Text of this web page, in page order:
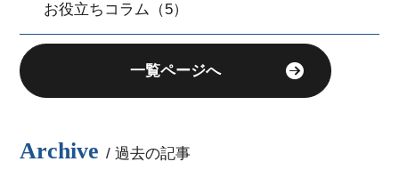
お役立ちコラム（5）
一覧ページへ
Archive / 過去の記事